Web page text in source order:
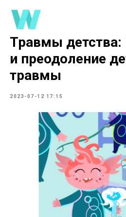
Травмы
и преодоление
травмы
2023-07-12 17:15